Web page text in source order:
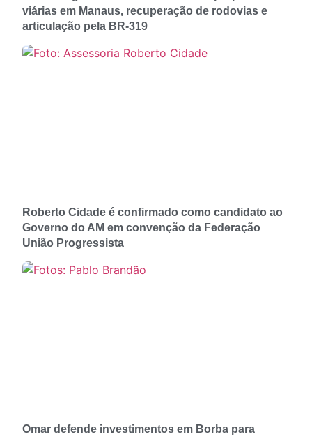
viárias em Manaus, recuperação de rodovias e
articulação pela BR-319
Roberto Cidade é confirmado como candidato ao
Governo do AM em convenção da Federação
União Progressista
Omar defende investimentos em Borba para